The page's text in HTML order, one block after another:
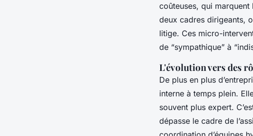
coûteuses, qui
deux cadres dirigeants,
litige. Ces micro-
de “sympathique” à
L'évolution vers des
De plus en plus
interne à temps plein.
souvent plus expert.
dépasse le cadre de